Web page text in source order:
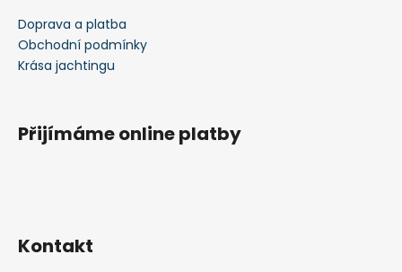
Doprava a platba
Obchodní podmínky
Krása jachtingu
Přijímáme online platby
Kontakt